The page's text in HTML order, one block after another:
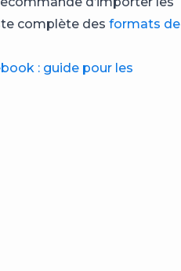
complète des formats de
: guide pour les